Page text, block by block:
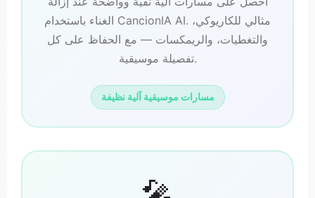
الغناء باستخدام CancionIA AI. مثالي للكاريوكي،
والتغطيات، والريمكسات — مع الحفاظ على كل
تفصيلة موسيقية.
مسارات موسيقية آلية نظيفة